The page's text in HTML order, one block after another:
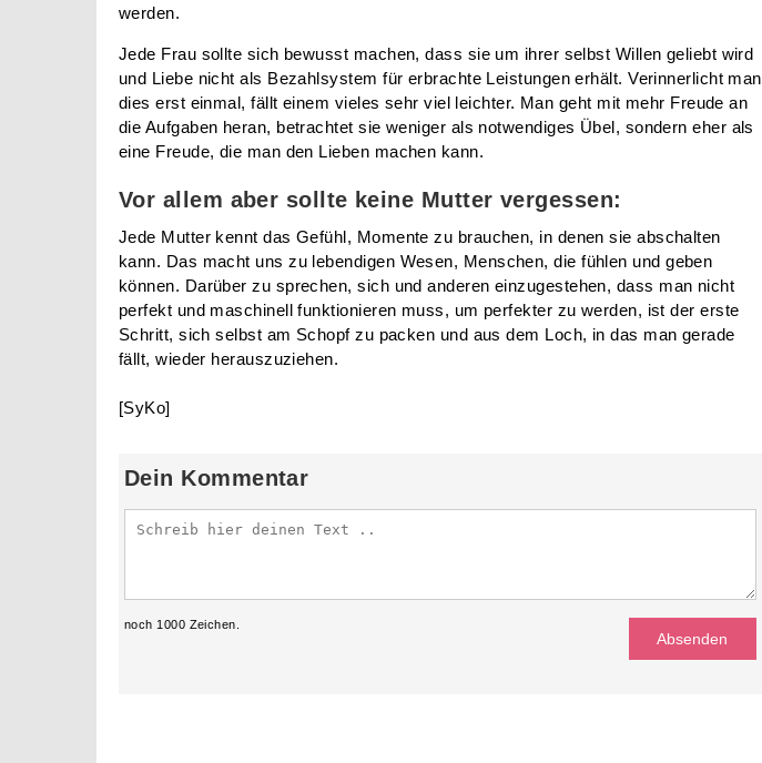
werden.
Jede Frau sollte sich bewusst machen, dass sie um ihrer selbst Willen geliebt wird
und Liebe nicht als Bezahlsystem für erbrachte Leistungen erhält. Verinnerlicht man
dies erst einmal, fällt einem vieles sehr viel leichter. Man geht mit mehr Freude an
die Aufgaben heran, betrachtet sie weniger als notwendiges Übel, sondern eher als
eine Freude, die man den Lieben machen kann.
Vor allem aber sollte keine Mutter vergessen:
Jede Mutter kennt das Gefühl, Momente zu brauchen, in denen sie abschalten
kann. Das macht uns zu lebendigen Wesen, Menschen, die fühlen und geben
können. Darüber zu sprechen, sich und anderen einzugestehen, dass man nicht
perfekt und maschinell funktionieren muss, um perfekter zu werden, ist der erste
Schritt, sich selbst am Schopf zu packen und aus dem Loch, in das man gerade
fällt, wieder herauszuziehen.
[SyKo]
Dein Kommentar
noch 1000 Zeichen.